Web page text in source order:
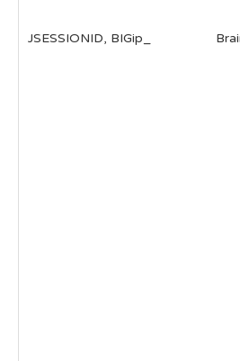
JSESSIONID, BIGip_